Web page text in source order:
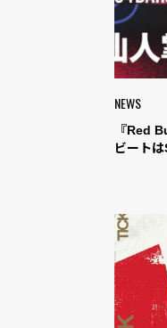
NEWS
『Red
ビート